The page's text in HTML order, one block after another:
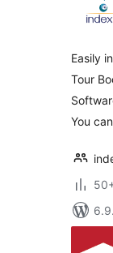
Easily
Tour
You